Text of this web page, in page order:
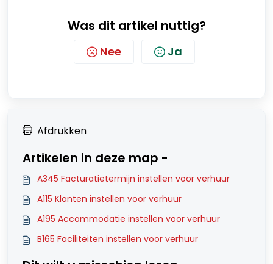
Was dit artikel nuttig?
Nee Ja
Afdrukken
Artikelen in deze map -
A345 Facturatietermijn instellen voor verhuur
A115 Klanten instellen voor verhuur
A195 Accommodatie instellen voor verhuur
B165 Faciliteiten instellen voor verhuur